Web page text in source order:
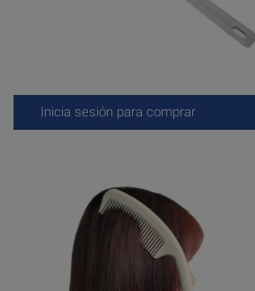
Inicia sesión para comprar